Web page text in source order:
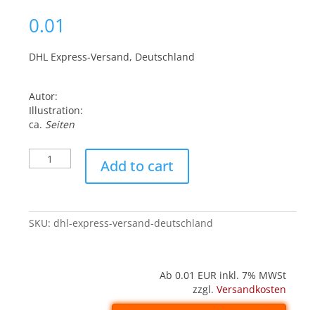
0.01
DHL Express-Versand, Deutschland
Autor:
Illustration:
ca. Seiten
DHL
Express-
quantity
Add to cart
SKU:dhl-express-versand-deutschland
Ab 0.01 EUR inkl. 7% MWSt
zzgl. Versandkosten